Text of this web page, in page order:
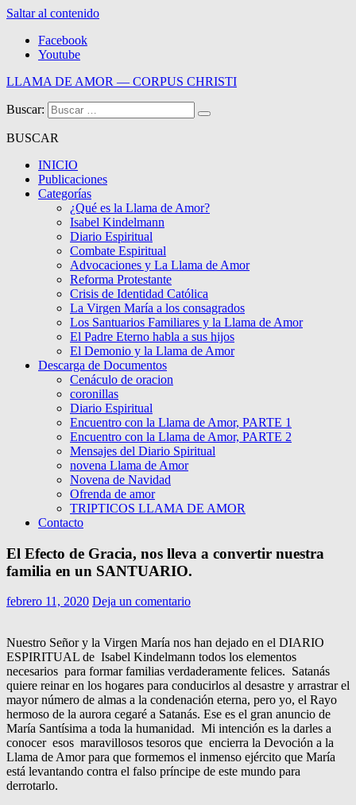
Saltar al contenido
Facebook
Youtube
LLAMA DE AMOR — CORPUS CHRISTI
Blog de la Llama de Amor
Buscar:
BUSCAR
INICIO
Publicaciones
Categorías
¿Qué es la Llama de Amor?
Isabel Kindelmann
Diario Espiritual
Combate Espiritual
Advocaciones y La Llama de Amor
Reforma Protestante
Crisis de Identidad Católica
La Virgen María a los consagrados
Los Santuarios Familiares y la Llama de Amor
El Padre Eterno habla a sus hijos
El Demonio y la Llama de Amor
Descarga de Documentos
Cenáculo de oracion
coronillas
Diario Espiritual
Encuentro con la Llama de Amor, PARTE 1
Encuentro con la Llama de Amor, PARTE 2
Mensajes del Diario Spiritual
novena Llama de Amor
Novena de Navidad
Ofrenda de amor
TRIPTICOS LLAMA DE AMOR
Contacto
El Efecto de Gracia, nos lleva a convertir nuestra
familia en un SANTUARIO.
febrero 11, 2020 Deja un comentario
Nuestro Señor y la Virgen María nos han dejado en el DIARIO
ESPIRITUAL de Isabel Kindelmann todos los elementos
necesarios para formar familias verdaderamente felices. Satanás
quiere reinar en los hogares para conducirlos al desastre y arrastrar el
mayor número de almas a la condenación eterna, pero yo, el Rayo
hermoso de la aurora cegaré a Satanás. Ese es el gran anuncio de
María Santísima a toda la humanidad. Mi intención es la darles a
conocer esos maravillosos tesoros que encierra la Devoción a la
Llama de Amor para que formemos el inmenso ejército que María
está levantando contra el falso príncipe de este mundo para
derrotarlo.